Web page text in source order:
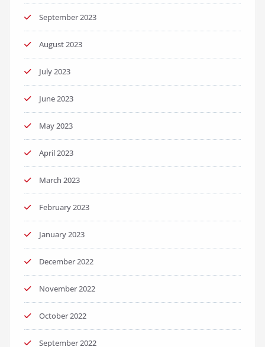
September 2023
August 2023
July 2023
June 2023
May 2023
April 2023
March 2023
February 2023
January 2023
December 2022
November 2022
October 2022
September 2022